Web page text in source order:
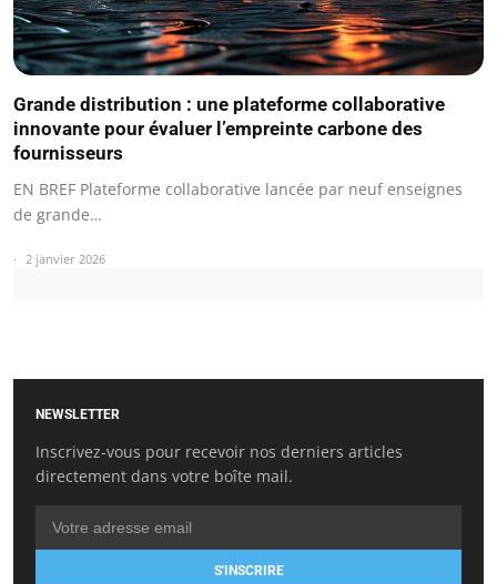
Grande distribution : une plateforme collaborative
innovante pour évaluer l’empreinte carbone des
fournisseurs
EN BREF Plateforme collaborative lancée par neuf enseignes
de grande…
2 janvier 2026
NEWSLETTER
Inscrivez-vous pour recevoir nos derniers articles
directement dans votre boîte mail.
S'INSCRIRE